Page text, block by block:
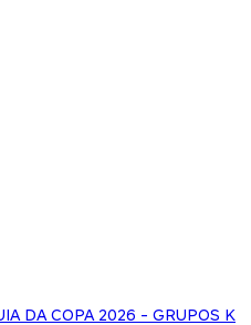
DA COPA 2026 - GRUPOS K